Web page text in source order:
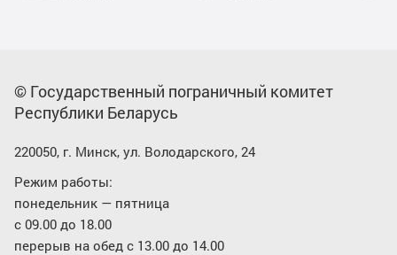
© Государственный пограничный комитет
Республики Беларусь
220050, г. Минск, ул. Володарского, 24
Режим работы:
понедельник — пятница
с 09.00 до 18.00
перерыв на обед с 13.00 до 14.00